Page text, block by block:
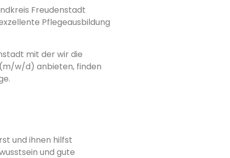
Freudenstadt
Pflegeausbildung
mit der wir die
w/d) anbieten, finden
und ihnen hilfst
und gute